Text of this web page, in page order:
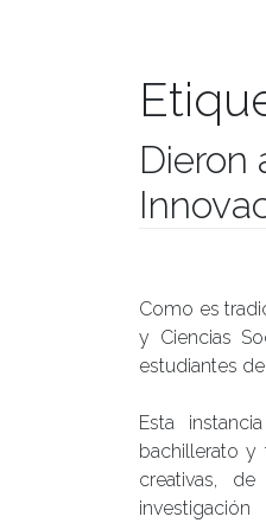
Dieron
Como es
y Ciencias
estudiantes
Esta
bachillerato y
creativas,